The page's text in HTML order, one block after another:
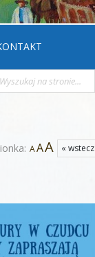
AAA « wstecz